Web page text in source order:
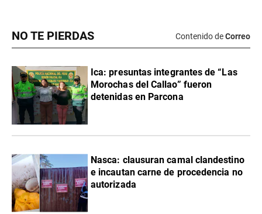
NO TE PIERDAS Contenido deCorreo
Ica: presuntas integrantes de “Las
Morochas del Callao” fueron
detenidas en Parcona
Nasca: clausuran camal clandestino
e incautan carne de procedencia no
autorizada